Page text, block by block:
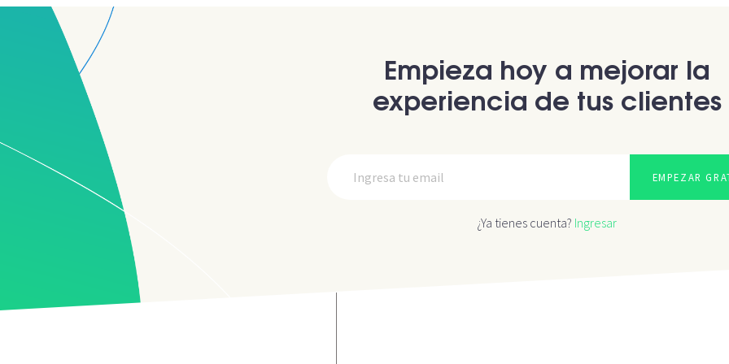
Empieza hoy a mejorar la
experiencia de tus clientes
EMPEZAR
¿Ya tienes cuenta? Ingresar